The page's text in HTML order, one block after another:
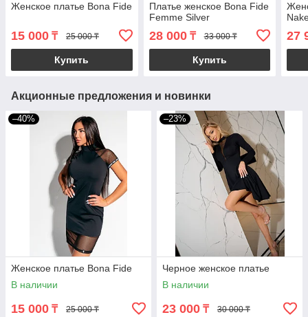
Женское платье Bona Fide
15 000 ₸ 25 000 ₸
Купить
Платье женское Bona Fide
Femme Silver
28 000₸ 33 000 ₸
Купить
27
Акционные предложения и новинки
–40%
Женское платье Bona Fide
В наличии
15 000 ₸ 25 000 ₸
–23%
Черное женское платье
В наличии
23 000 ₸ 30 000 ₸